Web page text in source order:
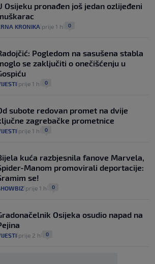
Osijeku pronađen još jedan ozlijeđeni
KRONIKA prije 1 h 0
Pogledom na sasušena stabla
se zaključiti o onečišćenju u
prije 1 h 0
subote redovan promet na dvije
zagrebačke prometnice
prije 1 h 0
kuća razbjesnila fanove Marvela,
Manom promovirali deportacije:
se!
prije 1 h 0
Osijeka osudio napad na
prije 2 h 0